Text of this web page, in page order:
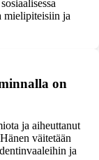
mielipiteisiin ja
on
ja aiheuttanut
väitetään
ja